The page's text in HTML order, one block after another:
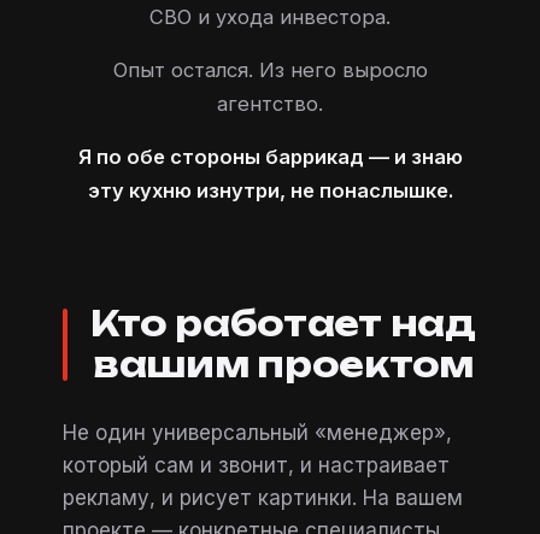
СВО и ухода инвестора.
Опыт остался. Из него выросло
агентство.
Я по обе стороны баррикад — и знаю
эту кухню изнутри, не понаслышке.
Кто работает над
вашим проектом
Не один универсальный «менеджер»,
который сам и звонит, и настраивает
рекламу, и рисует картинки. На вашем